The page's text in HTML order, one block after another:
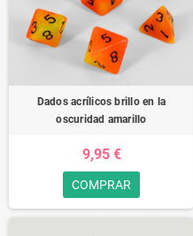
Dados acrílicos brillo en la
oscuridad amarillo
9,95 €
COMPRAR